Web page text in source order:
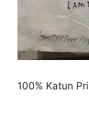
100% Katun